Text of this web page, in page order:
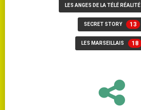
LES ANGES DE LA TÉLÉ RÉALITÉ
SECRET STORY 13
LES MARSEILLAIS 18